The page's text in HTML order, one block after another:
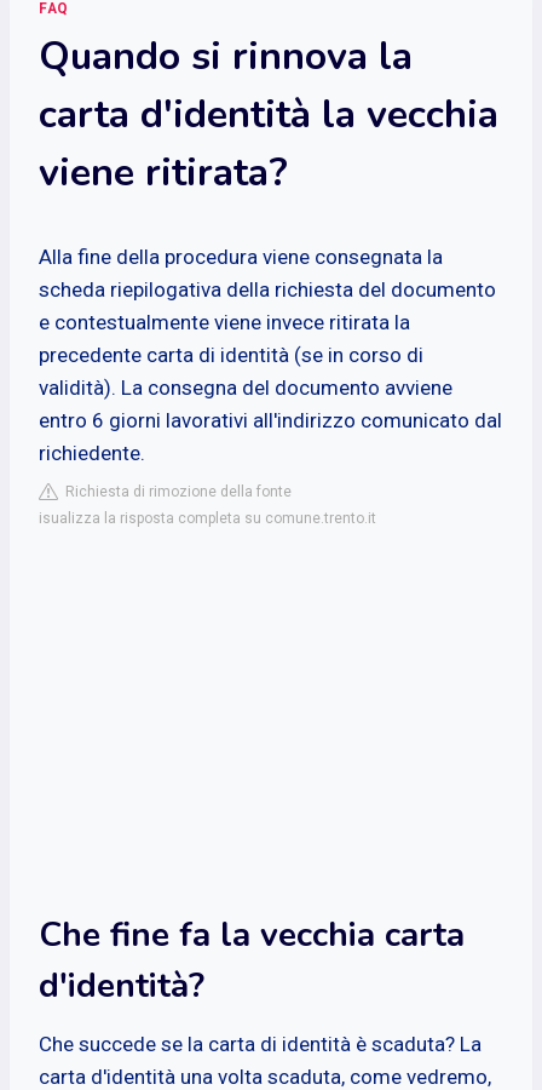
FAQ
Quando si rinnova la
carta d'identità la vecchia
viene ritirata?
Alla fine della procedura viene consegnata la
scheda riepilogativa della richiesta del documento
e contestualmente viene invece ritirata la
precedente carta di identità (se in corso di
validità). La consegna del documento avviene
entro 6 giorni lavorativi all'indirizzo comunicato dal
richiedente.
Richiesta di rimozione della fonte
isualizza la risposta completa su comune.trento.it
Che fine fa la vecchia carta
d'identità?
Che succede se la carta di identità è scaduta? La
carta d'identità una volta scaduta, come vedremo,